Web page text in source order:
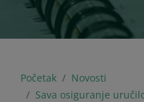
Početak
Novosti
Sava osiguranje